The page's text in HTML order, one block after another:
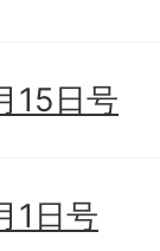
15日号
1日号